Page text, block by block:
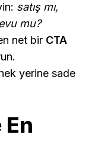
satış mı,
mu?
net bir CTA
yerine sade